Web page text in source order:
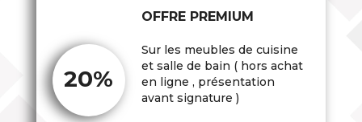
20%
OFFRE PREMIUM
Sur les meubles de cuisine
et salle de bain ( hors achat
en ligne , présentation
avant signature )